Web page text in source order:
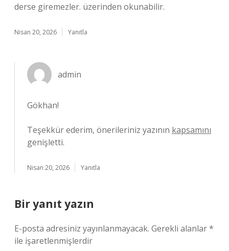
derse giremezler. üzerinden okunabilir.
Nisan 20, 2026 Yanıtla
admin
Gökhan!
Teşekkür ederim, önerileriniz yazının kapsamını
genişletti.
Nisan 20, 2026 Yanıtla
Bir yanıt yazın
E-posta adresiniz yayınlanmayacak. Gerekli alanlar*
ile işaretlenmişlerdir